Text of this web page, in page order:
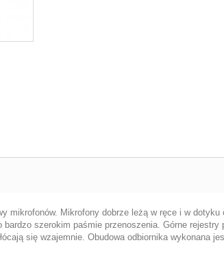
mikrofonów. Mikrofony dobrze leżą w ręce i w
szerokim paśmie przenoszenia. Górne rejestry
się wzajemnie. Obudowa odbiornika wykonana